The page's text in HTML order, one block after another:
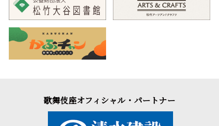
歌舞伎座オフィシャル・パートナー